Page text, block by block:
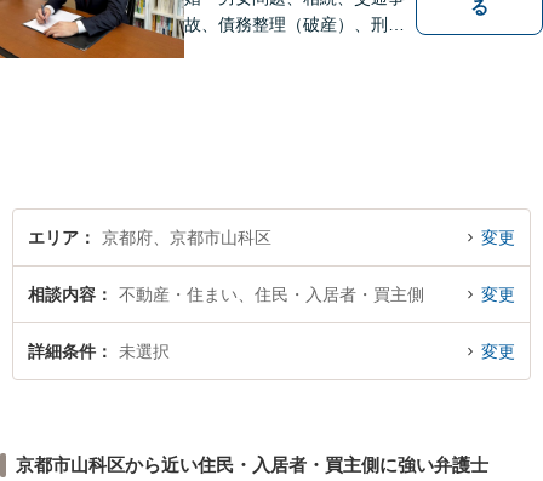
故、債務整理（破産）、刑事
さい。
る
エリア 京都府、京都市山科区 変更
相談内容 不動産・住まい、住民・入居者・買主側 変更
詳細条件 未選択 変更
京都市山科区から近い住民・入居者・買主側に強い弁護士